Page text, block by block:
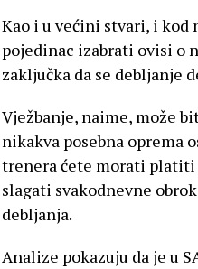
Kao i u većini stvari, i
pojedinac izabrati ovisi o
zaključka da se debljanje
Vježbanje, naime, može
nikakva posebna oprema
trenera ćete morati
slagati svakodnevne
debljanja.
Analize pokazuju da je u